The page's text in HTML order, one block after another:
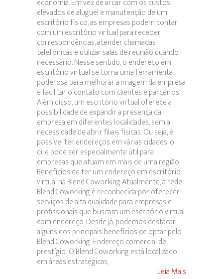
economia. Em vez de arcar com os custos
elevados de aluguel e manutenção de um
escritório físico, as empresas podem contar
com um escritório virtual para receber
correspondências, atender chamadas
telefônicas e utilizar salas de reunião quando
necessário. Nesse sentido, o endereço em
escritório virtual se torna uma ferramenta
poderosa para melhorar a imagem da empresa
e facilitar o contato com clientes e parceiros.
Além disso, um escritório virtual oferece a
possibilidade de expandir a presença da
empresa em diferentes localidades, sem a
necessidade de abrir filiais físicas. Ou seja, é
possível ter endereços em várias cidades, o
que pode ser especialmente útil para
empresas que atuam em mais de uma região.
Benefícios de ter um endereço em escritório
virtual na Blend Coworking Atualmente, a rede
Blend Coworking é reconhecida por oferecer
serviços de alta qualidade para empresas e
profissionais que buscam um escritório virtual
com endereço. Desde já, podemos destacar
alguns dos principais benefícios de optar pelo
Blend Coworking: Endereço comercial de
prestígio: O Blend Coworking está localizado
em áreas estratégicas,
Leia Mais